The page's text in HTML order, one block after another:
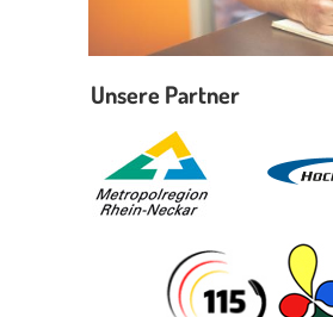
Unsere Partner